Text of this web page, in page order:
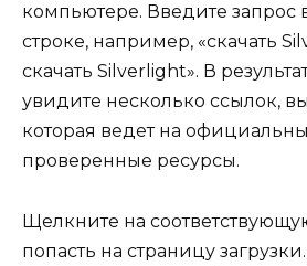
компьютере. Введите запрос
строке, например, «скачать
скачать Silverlight». В
увидите несколько ссылок,
которая ведет на
проверенные ресурсы.
Щелкните на
попасть на страницу